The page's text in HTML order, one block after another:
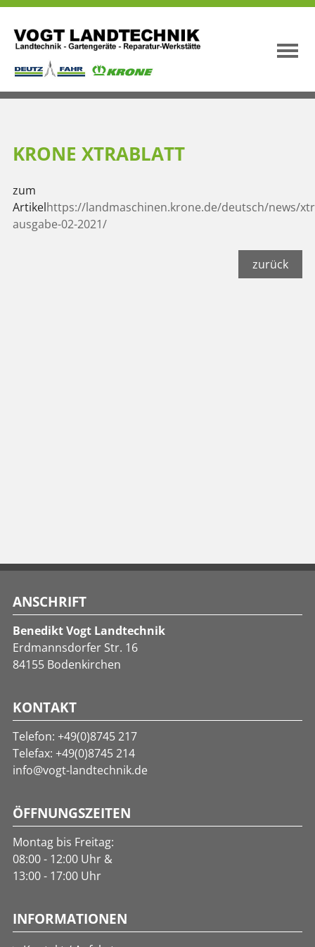
KRONE XTRABLATT
zum
Artikelhttps://landmaschinen.krone.de/deutsch/news/
ausgabe-02-2021/
zurück
ANSCHRIFT
Benedikt Vogt Landtechnik
Erdmannsdorfer Str. 16
84155 Bodenkirchen
KONTAKT
Telefon: +49(0)8745 217
Telefax: +49(0)8745 214
info@vogt-landtechnik.de
ÖFFNUNGSZEITEN
Montag bis Freitag:
08:00 - 12:00 Uhr &
13:00 - 17:00 Uhr
INFORMATIONEN